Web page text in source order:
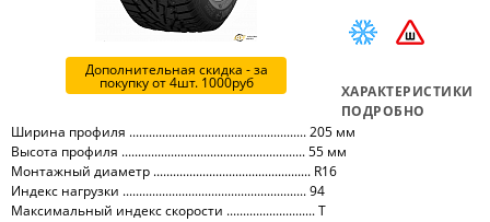
Дополнительная скидка - за
покупку от 4шт. 1000руб
ХАРАКТЕРИСТИКИ
ПОДРОБНО
Ширина профиля ...................................................... 205 мм
Высота профиля ........................................................ 55 мм
Монтажный диаметр ................................................ R16
Индекс нагрузки ........................................................ 94
Максимальный индекс скорости ........................... T